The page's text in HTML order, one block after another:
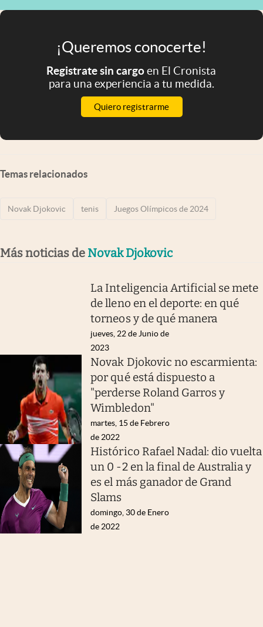
¡Queremos conocerte!
Registrate sin cargoen El Cronista
para una experiencia a tu medida.
Quiero registrarme
Temas relacionados
Novak Djokovic tenis Juegos Olímpicos de 2024
Más noticias de Novak Djokovic
La Inteligencia Artificial se mete
de lleno en el deporte: en qué
torneos y de qué manera
jueves, 22 de Junio de
2023
Novak Djokovic no escarmienta:
por qué está dispuesto a
"perderse Roland Garros y
Wimbledon"
martes, 15 de Febrero
de 2022
Histórico Rafael Nadal: dio vuelta
un 0 -2 en la final de Australia y
es el más ganador de Grand
Slams
domingo, 30 de Enero
de 2022